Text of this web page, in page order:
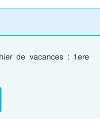
de vacances : 1ere